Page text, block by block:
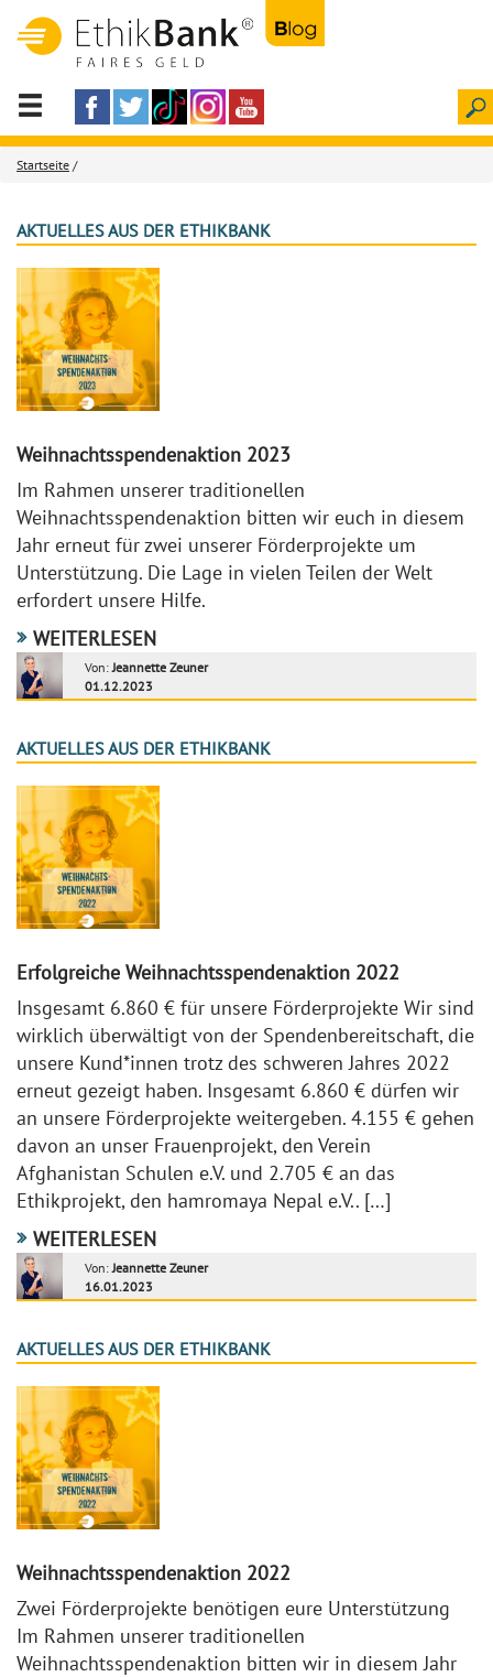
Startseite /
AKTUELLES AUS DER ETHIKBANK
Weihnachtsspendenaktion 2023
Im Rahmen unserer traditionellen
Weihnachtsspendenaktion bitten wir euch in diesem
Jahr erneut für zwei unserer Förderprojekte um
Unterstützung. Die Lage in vielen Teilen der Welt
erfordert unsere Hilfe.
WEITERLESEN
Von:Jeannette Zeuner
01.12.2023
AKTUELLES AUS DER ETHIKBANK
Erfolgreiche Weihnachtsspendenaktion 2022
Insgesamt 6.860 € für unsere Förderprojekte Wir sind
wirklich überwältigt von der Spendenbereitschaft, die
unsere Kund*innen trotz des schweren Jahres 2022
erneut gezeigt haben. Insgesamt 6.860 € dürfen wir
an unsere Förderprojekte weitergeben. 4.155 € gehen
davon an unser Frauenprojekt, den Verein
Afghanistan Schulen e.V. und 2.705 € an das
Ethikprojekt, den hamromaya Nepal e.V.. […]
WEITERLESEN
Von:Jeannette Zeuner
16.01.2023
AKTUELLES AUS DER ETHIKBANK
Weihnachtsspendenaktion 2022
Zwei Förderprojekte benötigen eure Unterstützung
Im Rahmen unserer traditionellen
Weihnachtsspendenaktion bitten wir in diesem Jahr